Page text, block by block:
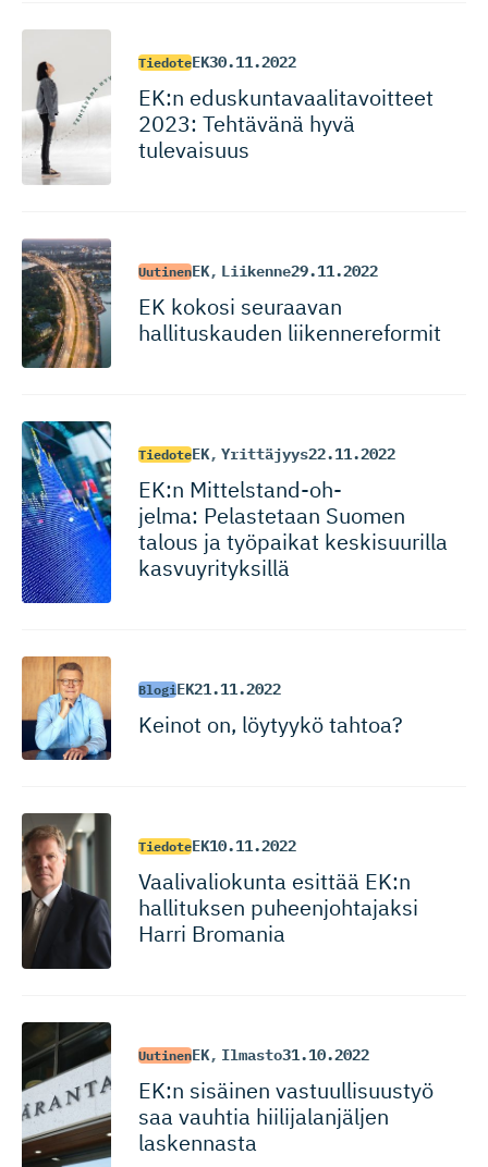
TiedoteEK30.11.2022
EK:n eduskunta­vaa­li­ta­voitteet
2023: Tehtävänä hyvä
tulevaisuus
UutinenEK, Liikenne29.11.2022
EK kokosi seuraavan
hallituskauden liikennereformit
TiedoteEK, Yrittäjyys22.11.2022
EK:n Mittelstand-oh­
jelma: Pelastetaan Suomen
talous ja työpaikat keskisuurilla
kasvuyrityksillä
BlogiEK21.11.2022
Keinot on, löytyykö tahtoa?
TiedoteEK10.11.2022
Vaalivaliokunta esittää EK:n
hallituksen puheenjoh­tajaksi
Harri Bromania
UutinenEK, Ilmasto31.10.2022
EK:n sisäinen vastuulli­suustyö
saa vauhtia hiilijalan­jäljen
laskennasta